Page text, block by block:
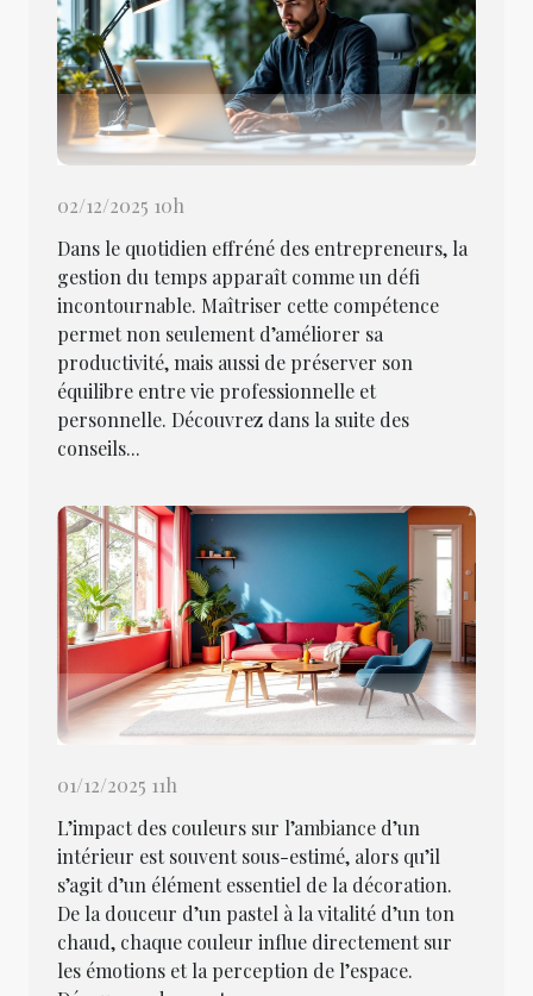
02/12/2025 10h
Dans le quotidien effréné des entrepreneurs, la
gestion du temps apparaît comme un défi
incontournable. Maîtriser cette compétence
permet non seulement d’améliorer sa
productivité, mais aussi de préserver son
équilibre entre vie professionnelle et
personnelle. Découvrez dans la suite des
conseils...
01/12/2025 11h
L’impact des couleurs sur l’ambiance d’un
intérieur est souvent sous-estimé, alors qu’il
s’agit d’un élément essentiel de la décoration.
De la douceur d’un pastel à la vitalité d’un ton
chaud, chaque couleur influe directement sur
les émotions et la perception de l’espace.